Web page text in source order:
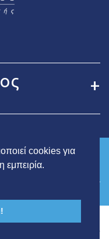
cookies για
εμπειρία.